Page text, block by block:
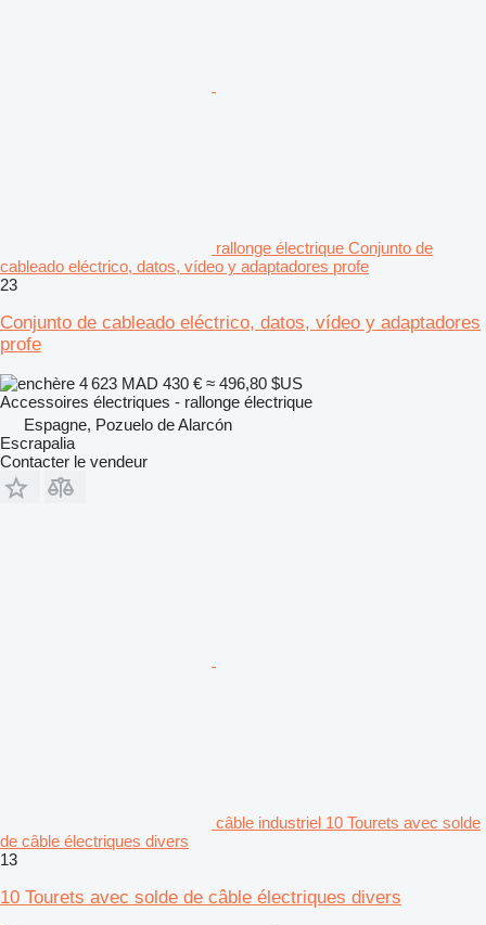
rallonge électrique Conjunto de
cableado eléctrico, datos, vídeo y adaptadores profe
23
Conjunto de cableado eléctrico, datos, vídeo y adaptadores
profe
4 623 MAD 430 € ≈ 496,80 $US
Accessoires électriques - rallonge électrique
Espagne, Pozuelo de Alarcón
Escrapalia
Contacter le vendeur
câble industriel 10 Tourets avec solde
de câble électriques divers
13
10 Tourets avec solde de câble électriques divers